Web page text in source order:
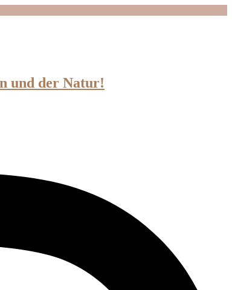
und der Natur!